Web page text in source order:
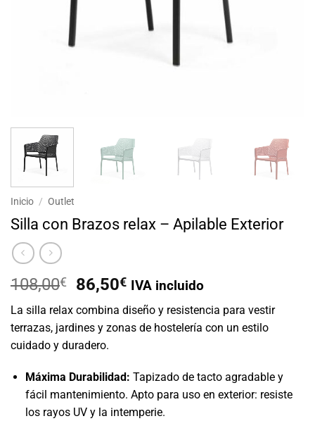
Inicio / Outlet
Silla con Brazos relax – Apilable Exterior
108,00€
El
original
era:
108,00€.
86,50€El
precio
actual
es:
IVA incluido
La silla relax combina diseño y resistencia para vestir
terrazas, jardines y zonas de hostelería con un estilo
cuidado y duradero.
Máxima Durabilidad: Tapizado de tacto agradable y
fácil mantenimiento. Apto para uso en exterior: resiste
los rayos UV y la intemperie.